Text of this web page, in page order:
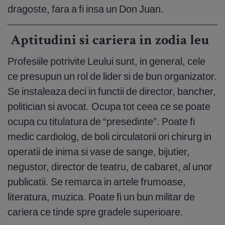
dragoste, fara a fi insa un Don Juan.
Aptitudini si cariera in zodia leu
Profesiile potrivite Leului sunt, in general, cele
ce presupun un rol de lider si de bun organizator.
Se instaleaza deci in functii de director, bancher,
politician si avocat. Ocupa tot ceea ce se poate
ocupa cu titulatura de “presedinte”. Poate fi
medic cardiolog, de boli circulatorii ori chirurg in
operatii de inima si vase de sange, bijutier,
negustor, director de teatru, de cabaret, al unor
publicatii. Se remarca in artele frumoase,
literatura, muzica. Poate fi un bun militar de
cariera ce tinde spre gradele superioare.